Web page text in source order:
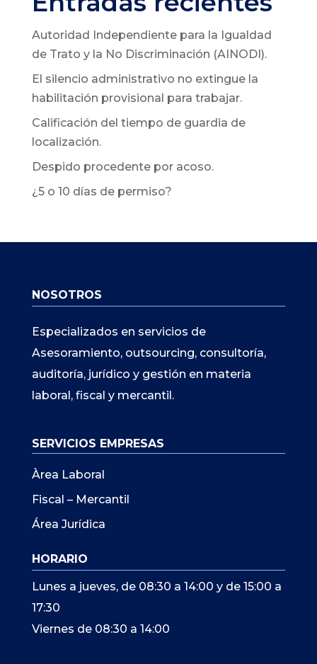
Autoridad Independiente para la Igualdad
de Trato y la No Discriminación (AINODI).
El silencio administrativo no extingue la
habilitación provisional para trabajar.
Calificación del tiempo de guardia de
localización.
Despido procedente por acoso.
¿5 o 10 días de permiso?
NOSOTROS
Especializados en servicios de
Asesoramiento, outsourcing, consultoría,
auditoría, jurídico y gestión en materia
laboral, fiscal y mercantil.
SERVICIOS EMPRESAS
Àrea Laboral
Fiscal – Mercantil
Área Jurídica
HORARIO
Lunes a jueves, de 08:30 a 14:00 y de 15:00 a
17:30
Viernes de 08:30 a 14:00